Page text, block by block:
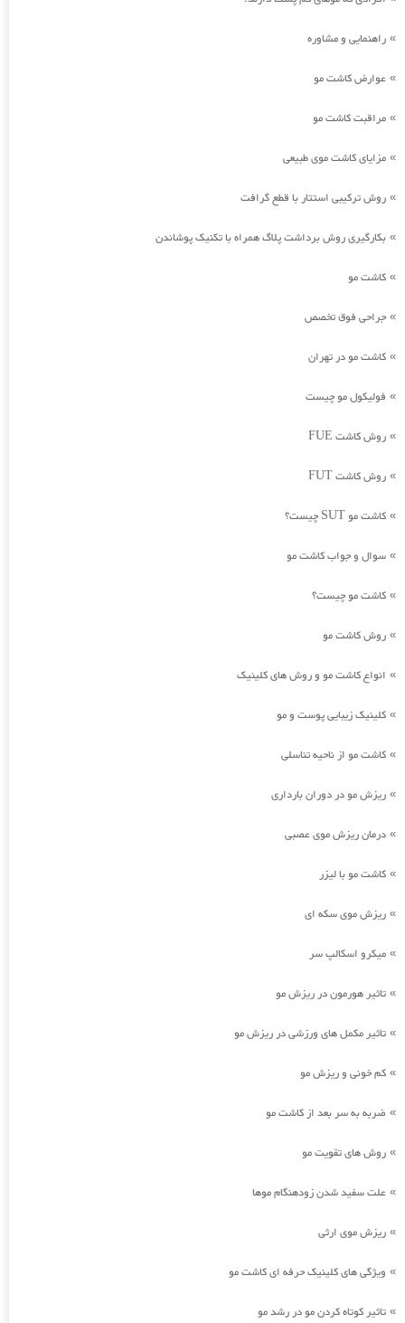
» راهنمایی و مشاوره
» عوارض کاشت مو
» مراقبت کاشت مو
» مزایای کاشت موی طبیعی
» روش ترکیبی استتار با قطع گرافت
» بکارگیری روش برداشت پلاگ همراه با تکنیک پوشاندن
» کاشت مو
» جراحی فوق تخصص
» کاشت مو در تهران
» فولیکول مو چیست
» روش کاشت FUE
» روش کاشت FUT
» کاشت مو SUT چیست؟
» سوال و جواب کاشت مو
» کاشت مو چیست؟
» روش کاشت مو
» انواع کاشت مو و روش های کلینیک
» کلینیک زیبایی پوست و مو
» کاشت مو از ناحیه تناسلی
» ریزش مو در دوران بارداری
» درمان ریزش موی عصبی
» کاشت مو با لیزر
» ریزش موی سکه ای
» میکرو اسکالپ سر
» تاثیر هورمون در ریزش مو
» تاثیر مکمل های ورزشی در ریزش مو
» کم خونی و ریزش مو
» ضربه به سر بعد از کاشت مو
» روش های تقویت مو
» علت سفید شدن زودهنگام موها
» ریزش موی ارثی
» ویژگی های کلینیک حرفه ای کاشت مو
» تاثیر کوتاه کردن مو در رشد مو